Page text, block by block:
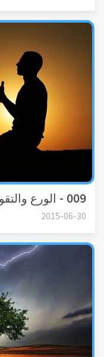
009 - الورع والتقوى.
2015-06-30